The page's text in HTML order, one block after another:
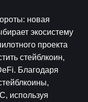
новая
экосистему
проекта
стейблкоин,
Благодаря
используя